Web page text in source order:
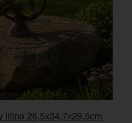
litina 26,5x34,7x29,5cm